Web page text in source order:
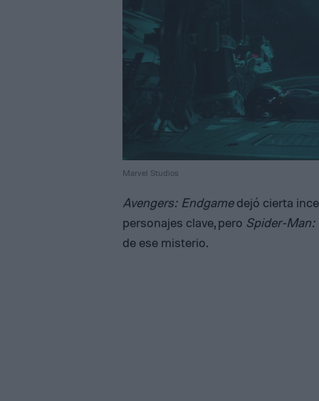
Marvel Studios
Avengers: Endgamedejó cierta
personajes clave, pero Spider-Man:
de ese misterio.